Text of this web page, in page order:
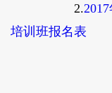
2.
培训班报名表